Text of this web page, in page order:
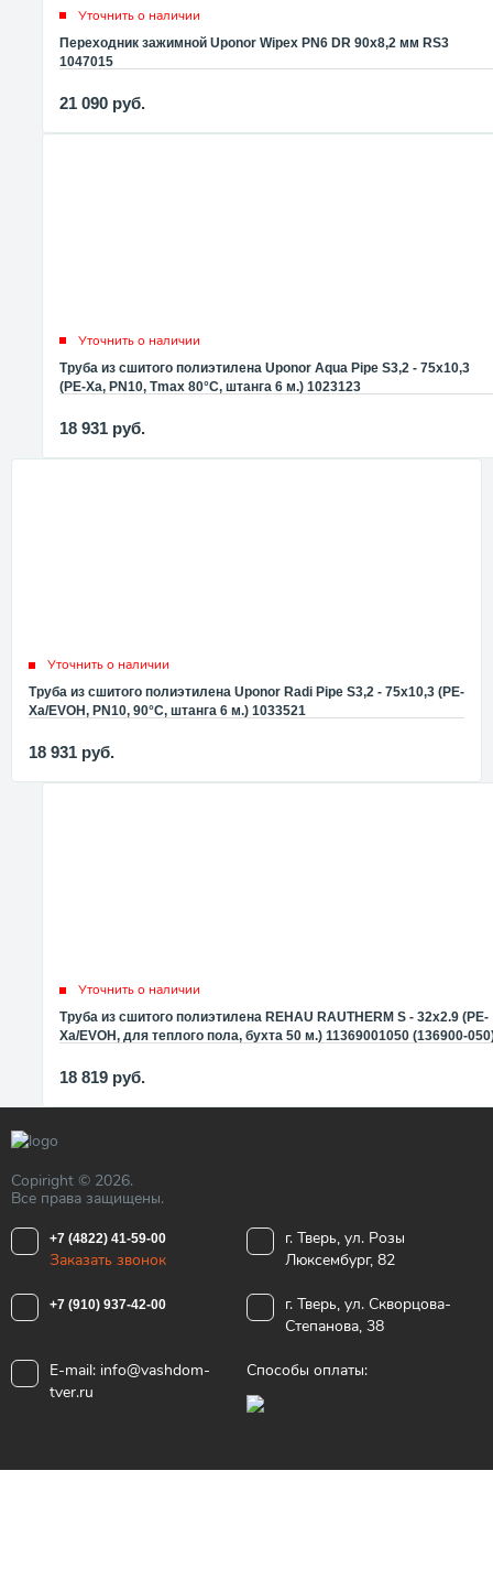
Уточнить о наличии
Переходник зажимной Uponor Wipex PN6 DR 90x8,2 мм RS3
1047015
21 090 руб.
Уточнить о наличии
Труба из сшитого полиэтилена Uponor Aqua Pipe S3,2 - 75x10,3
(PE-Xa, PN10, Tmax 80°C, штанга 6 м.) 1023123
18 931 руб.
Уточнить о наличии
Труба из сшитого полиэтилена Uponor Radi Pipe S3,2 - 75x10,3 (PE-
Xa/EVOH, PN10, 90°C, штанга 6 м.) 1033521
18 931 руб.
Уточнить о наличии
Труба из сшитого полиэтилена REHAU RAUTHERM S - 32x2.9 (PE-
Xa/EVOH, для теплого пола, бухта 50 м.) 11369001050 (136900-
18 819 руб.
Copiright © 2026.
Все права защищены.
+7 (4822) 41-59-00
Заказать звонок
г. Тверь, ул. Розы
Люксембург, 82
+7 (910) 937-42-00
г. Тверь, ул. Скворцова-
Степанова, 38
E-mail: info@vashdom-
tver.ru
Способы оплаты: